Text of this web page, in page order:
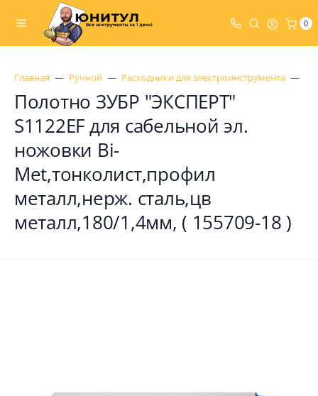
0
Главная Ручной Расходники для электроинструмента
Полотно ЗУБР "ЭКСПЕРТ"
S1122EF для сабельной эл.
ножовки Bi-
Met,тонколист,профил
металл,нерж. сталь,цв
металл,180/1,4мм, ( 155709-18 )